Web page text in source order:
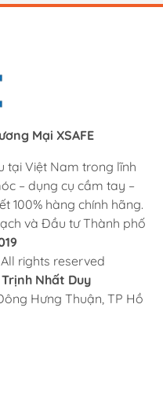
Mại XSAFE
tại Việt Nam trong lĩnh
– dụng cụ cầm tay –
100% hàng chính hãng.
và Đầu tư Thành phố
All rights reserved
Nhất Duy
Hưng Thuận, TP Hồ